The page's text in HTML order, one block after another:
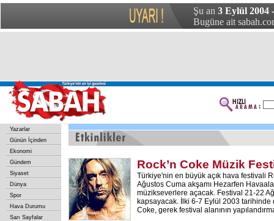
Şu an 3 Eylül 2004
Bugüne ait
Yazarlar
Günün İçinden
Ekonomi
Gündem
Siyaset
Dünya
Spor
Hava Durumu
Sarı Sayfalar
Rock’n Coke Müzik
Türkiye'nin en büyük açık hava festivali
Ağustos Cuma akşamı Hezarfen
müzikseverlere açacak. Festival 21-22
kapsayacak. İlki 6-7 Eylül 2003
Coke, gerek festival alanının